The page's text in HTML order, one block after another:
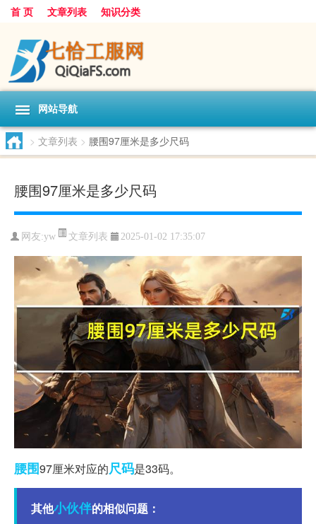
首 页 文章列表 知识分类
网站导航
> 文章列表 > 腰围97厘米是多少尺码
腰围97厘米是多少尺码
网友:yw 文章列表 2025-01-02 17:35:07
腰围97厘米对应的尺码是33码。
其他小伙伴的相似问题：